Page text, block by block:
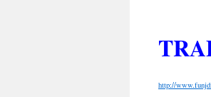
http://